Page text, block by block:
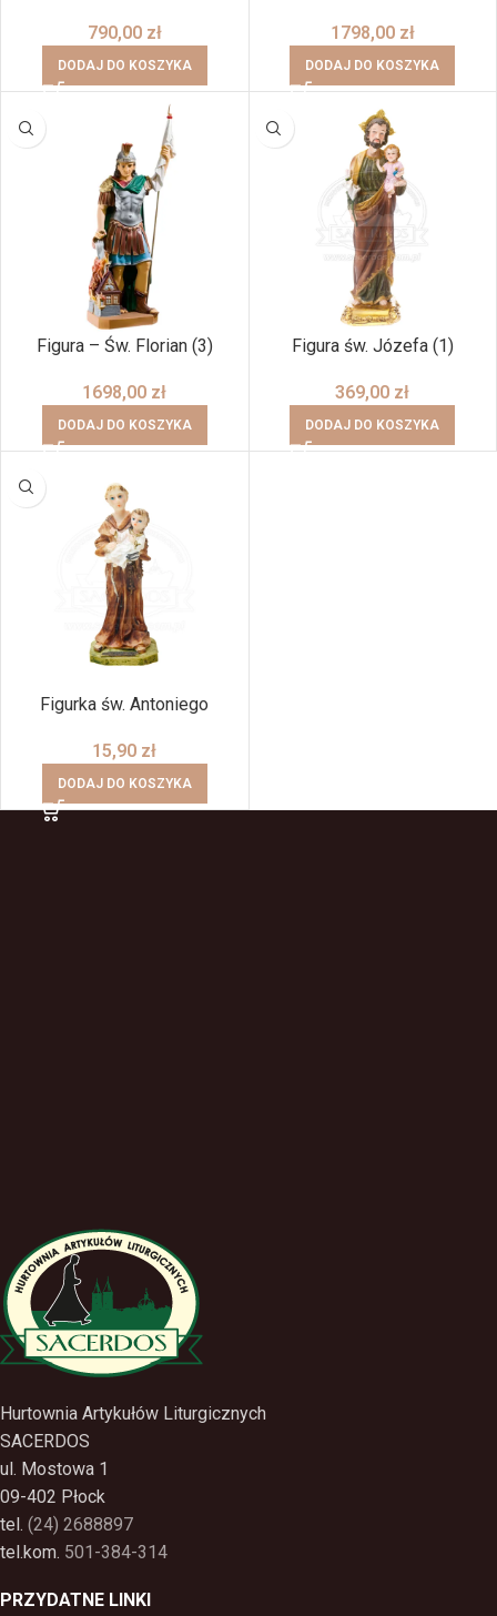
790,00 zł
DODAJ DO KOSZYKA
1798,00 zł
DODAJ DO KOSZYKA
Figura – Św. Florian (3)
1698,00 zł
DODAJ DO KOSZYKA
Figura św. Józefa (1)
369,00 zł
DODAJ DO KOSZYKA
Figurka św. Antoniego
15,90 zł
DODAJ DO KOSZYKA
Hurtownia Artykułów Liturgicznych
SACERDOS
ul. Mostowa 1
09-402 Płock
tel. (24) 2688897
tel.kom. 501-384-314
PRZYDATNE LINKI